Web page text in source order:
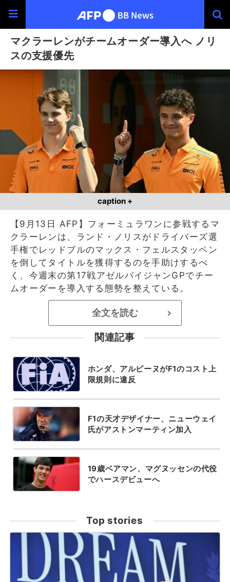
マクラーレンがチームオーダー導入へ ノリ
スの支援優先
caption +
【9月13日 AFP】フォーミュラワンに参戦するマ
クラーレンは、ランド・ノリスがドライバーズ選
手権でレッドブルのマックス・フェルスタッペン
を倒してタイトルを獲得するのを手助けするべ
く、今週末の第17戦アゼルバイジャンGPでチー
ムオーダーを導入する態勢を整えている。
全文を読む >
関連記事
ホンダ、アルピーヌがF1のコスト上
限規則に違反
F1の天才デザイナー、ニューウェイ
氏がアストンマーティン加入
19歳ベアマン、マグヌッセンの代役
でハースデビューへ
Top stories